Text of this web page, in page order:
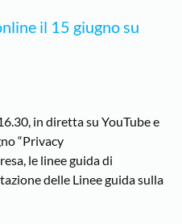
il 15 giugno su
in diretta su YouTube e
“Privacy
le linee guida di
delle Linee guida sulla